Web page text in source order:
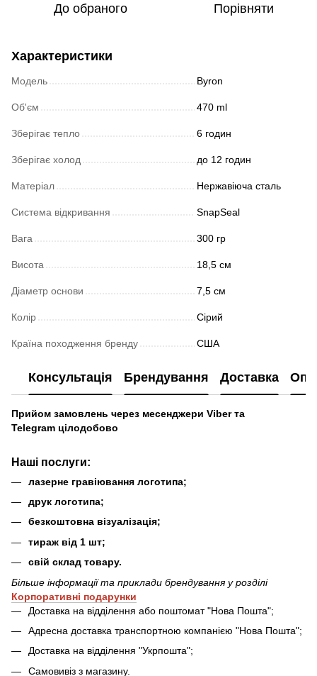
До обраного Порівняти
Характеристики
Модель Byron
Об'єм 470 ml
Зберігає тепло 6 годин
Зберігає холод до 12 годин
Матеріал Нержавіюча сталь
Система відкривання SnapSeal
Вага 300 гр
Висота 18,5 см
Діаметр основи 7,5 см
Колір Сірий
Країна походження бренду США
Консультація Брендування Доставка
Прийом замовлень через месенджери Viber та
Telegram цілодобово
Наші послуги:
лазерне гравіювання логотипа;
друк логотипа;
безкоштовна візуалізація;
тираж від 1 шт;
свій склад товару.
Більше інформації та приклади брендування у розділі
Корпоративні подарунки
Доставка на відділення або поштомат "Нова Пошта";
Адресна доставка транспортною компанією "Нова Пошта";
Доставка на відділення "Укрпошта";
Самовивіз з магазину.